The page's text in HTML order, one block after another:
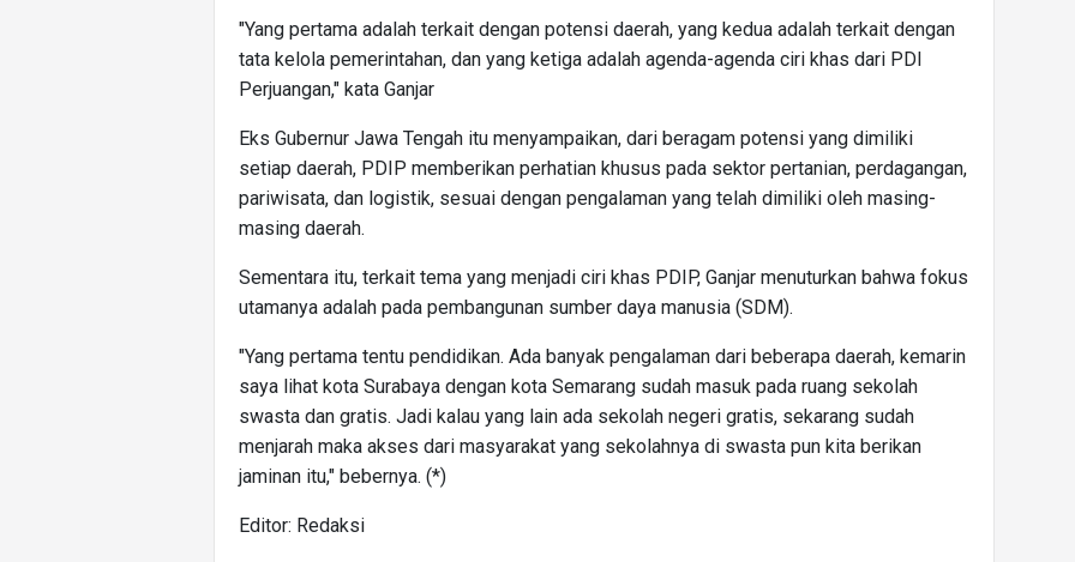
"Yang pertama adalah terkait dengan potensi daerah, yang kedua adalah terkait dengan
tata kelola pemerintahan, dan yang ketiga adalah agenda-agenda ciri khas dari PDI
Perjuangan," kata Ganjar
Eks Gubernur Jawa Tengah itu menyampaikan, dari beragam potensi yang dimiliki
setiap daerah, PDIP memberikan perhatian khusus pada sektor pertanian, perdagangan,
pariwisata, dan logistik, sesuai dengan pengalaman yang telah dimiliki oleh masing-
masing daerah.
Sementara itu, terkait tema yang menjadi ciri khas PDIP, Ganjar menuturkan bahwa fokus
utamanya adalah pada pembangunan sumber daya manusia (SDM).
"Yang pertama tentu pendidikan. Ada banyak pengalaman dari beberapa daerah, kemarin
saya lihat kota Surabaya dengan kota Semarang sudah masuk pada ruang sekolah
swasta dan gratis. Jadi kalau yang lain ada sekolah negeri gratis, sekarang sudah
menjarah maka akses dari masyarakat yang sekolahnya di swasta pun kita berikan
jaminan itu," bebernya. (*)
Editor: Redaksi